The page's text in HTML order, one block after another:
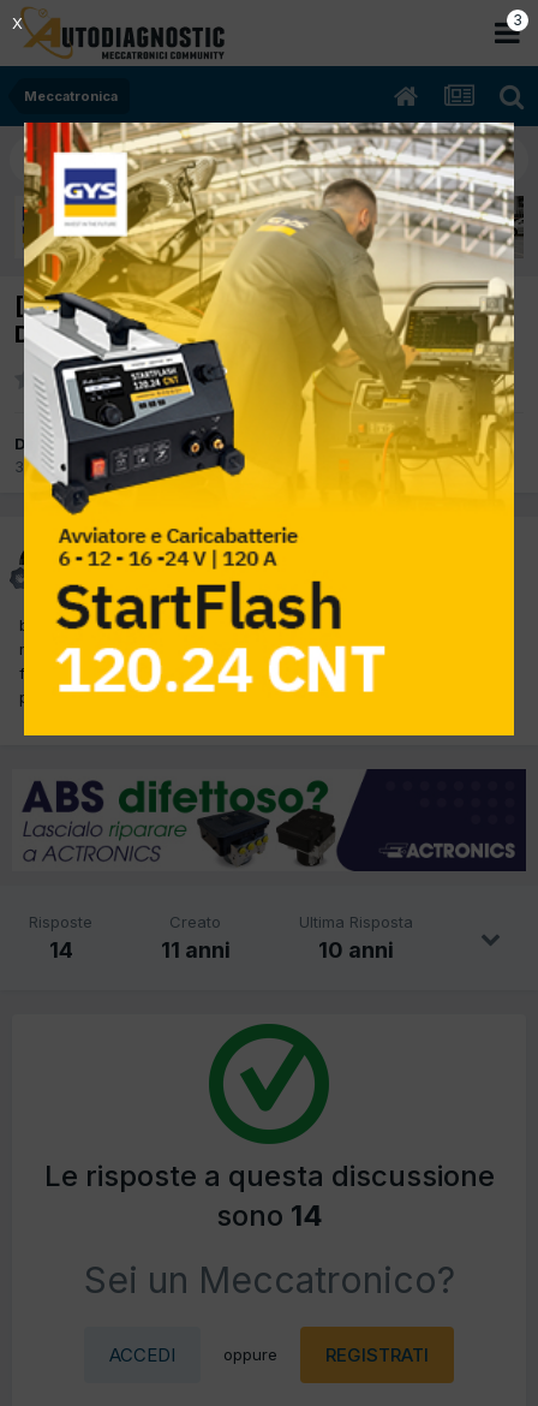
Meccatronica
[ford focus 03/2007 1560cc hhda 66Kw
Diesel] ford focus si spegne in marcia
Da simon
31 Luglio 2015inMeccatronica
simon
31 Luglio 2015
buona sera ragazzi......ho un focus in officina che si è spenta in
marcia al cliente ai 40 km/h poi si è rimessa in moto come niente
fosse......anomalie nessuna.....unico errore in centralina
p1181...potrebbe essere il f. gasolio????
Risposte
14
Creato
11 anni
Ultima Risposta
10 anni
Le risposte a questa discussione
sono 14
Sei un Meccatronico?
ACCEDI oppure REGISTRATI
2
X